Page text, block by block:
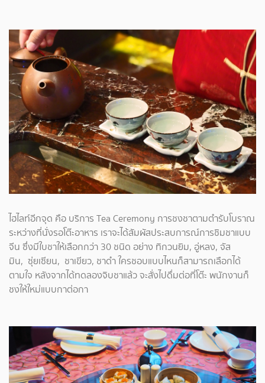
ไฮไลท์อีกจุด คือ บริการ Tea Ceremony การชงชาตามตำรับโบราณ
ระหว่างที่นั่งรอโต๊ะอาหาร เราจะได้สัมผัสประสบการณ์การชิมชาแบบ
จีน ซึ่งมีใบชาให้เลือกกว่า 30 ชนิด อย่าง ทิกวนยิม, อู่หลง, จัส
มิน, ซุ่ยเซียน, ชาเขียว, ชาดำ ใครชอบแบบไหนก็สามารถเลือกได้
ตามใจ หลังจากได้ทดลองจิบชาแล้ว จะสั่งไปดื่มต่อที่โต๊ะ พนักงานก็
ชงให้ใหม่แบบกาต่อกา